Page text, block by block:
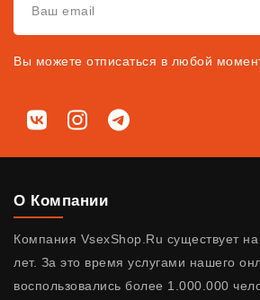
Вы можете отписаться в любой
Мы в соц. сетях
ВКонтактеInstagramTelegram
О Компании
Компания VsexShop.Ru существует
лет. За это время услугами нашего
воспользовались более 1.000.000